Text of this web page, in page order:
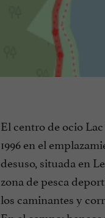
El centro de ocio
1996 en el
desuso, situada en
zona de pesca
los caminantes y